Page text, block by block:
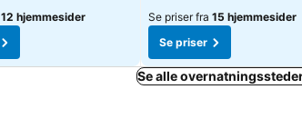
12 hjemmesider
Se priser fra 15 hjemmesider
Se priser
Se alle